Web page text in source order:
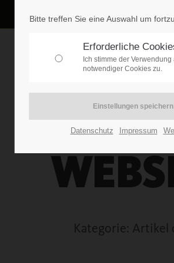
Kategorie: Artikel
Bitte treffen Sie eine Auswahl um
Erforderliche
Ich stimme der
notwendiger Cookies zu.
Datenschutz Impressum